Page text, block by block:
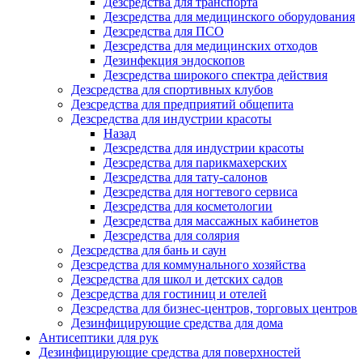
Дезсредства для медицинского оборудования
Дезсредства для ПСО
Дезсредства для медицинских отходов
Дезинфекция эндоскопов
Дезсредства широкого спектра действия
Дезсредства для спортивных клубов
Дезсредства для предприятий общепита
Дезсредства для индустрии красоты
Назад
Дезсредства для индустрии красоты
Дезсредства для парикмахерских
Дезсредства для тату-салонов
Дезсредства для ногтевого сервиса
Дезсредства для косметологии
Дезсредства для массажных кабинетов
Дезсредства для солярия
Дезсредства для бань и саун
Дезсредства для коммунального хозяйства
Дезсредства для школ и детских садов
Дезсредства для гостиниц и отелей
Дезсредства для бизнес-центров, торговых центров
Дезинфицирующие средства для дома
Антисептики для рук
Дезинфицирующие средства для поверхностей